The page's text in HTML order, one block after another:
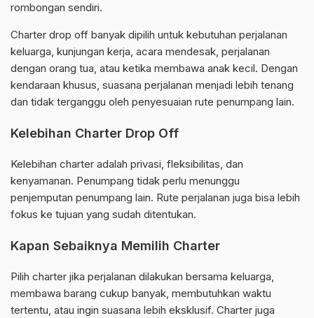
rombongan sendiri.
Charter drop off banyak dipilih untuk kebutuhan perjalanan
keluarga, kunjungan kerja, acara mendesak, perjalanan
dengan orang tua, atau ketika membawa anak kecil. Dengan
kendaraan khusus, suasana perjalanan menjadi lebih tenang
dan tidak terganggu oleh penyesuaian rute penumpang lain.
Kelebihan Charter Drop Off
Kelebihan charter adalah privasi, fleksibilitas, dan
kenyamanan. Penumpang tidak perlu menunggu
penjemputan penumpang lain. Rute perjalanan juga bisa lebih
fokus ke tujuan yang sudah ditentukan.
Kapan Sebaiknya Memilih Charter
Pilih charter jika perjalanan dilakukan bersama keluarga,
membawa barang cukup banyak, membutuhkan waktu
tertentu, atau ingin suasana lebih eksklusif. Charter juga